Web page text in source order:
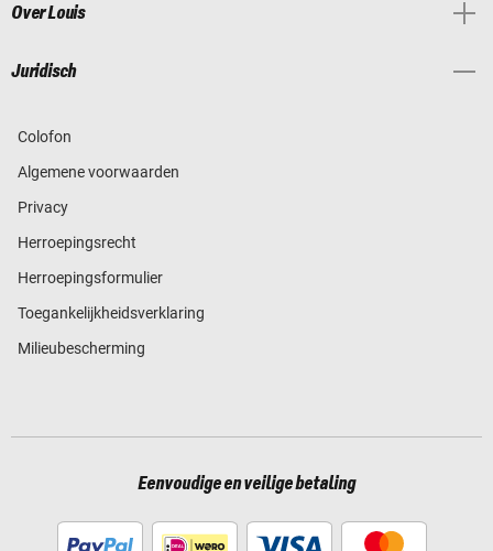
Over Louis
Juridisch
Colofon
Algemene voorwaarden
Privacy
Herroepingsrecht
Herroepingsformulier
Toegankelijkheidsverklaring
Milieubescherming
Eenvoudige en veilige betaling